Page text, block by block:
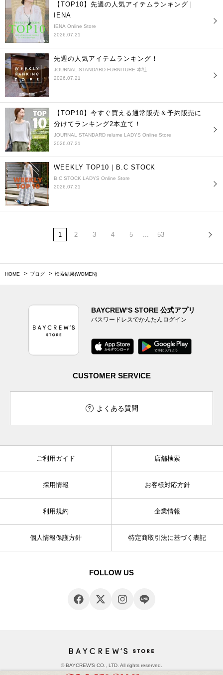
【TOP10】先週の人気アイテムランキング｜
IENA
IENA Online Store
2026.07.21
先週の人気アイテムランキング！
JOURNAL STANDARD FURNITURE 本社
2026.07.21
【TOP10】今すぐ買える通常販売＆予約販売に
分けてランキング2本立て！
JOURNAL STANDARD relume LADYS Online Store
2026.07.21
WEEKLY TOP10｜B.C STOCK
B.C STOCK LADYS Online Store
2026.07.21
1 2 3 4 5 ... 53
HOME ブログ 検索結果(WOMEN)
BAYCREW’S STORE 公式アプリ
パスワードレスでかんたんログイン
CUSTOMER SERVICE
よくある質問
ご利用ガイド 店舗検索
採用情報 お客様対応方針
利用規約 企業情報
個人情報保護方針 特定商取引法に基づく表記
FOLLOW US
© BAYCREW’S CO., LTD. All rights reserved.